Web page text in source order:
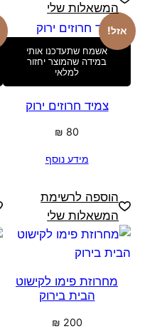
המשאלות שלי
אזל!
אשמח שתעדכנו אותי
במידה שהמוצר יחזור
למלאי
צמיד חרוזים ירוק
₪ 80
מידע נוסף
הוספה לרשימת
המשאלות שלי
מחרוזת פימו לקישוט
הבית בירוק
₪ 200